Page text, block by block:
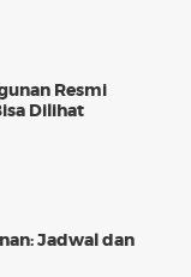
Resmi
Dilihat
Jadwal dan